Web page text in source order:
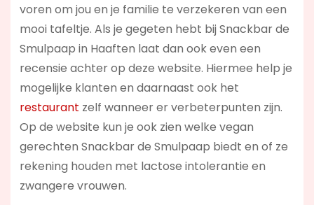
voren om jou en je familie te verzekeren van een
mooi tafeltje. Als je gegeten hebt bij Snackbar de
Smulpaap in Haaften laat dan ook even een
recensie achter op deze website. Hiermee help je
mogelijke klanten en daarnaast ook het
restaurant zelf wanneer er verbeterpunten zijn.
Op de website kun je ook zien welke vegan
gerechten Snackbar de Smulpaap biedt en of ze
rekening houden met lactose intolerantie en
zwangere vrouwen.